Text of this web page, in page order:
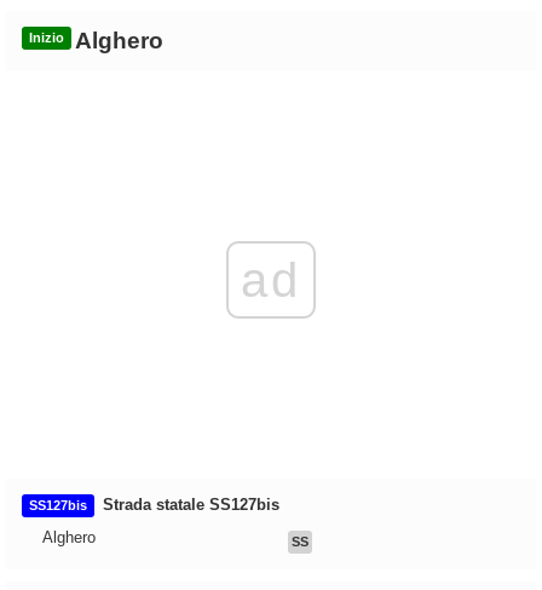
Inizio Alghero
ad
SS127bis
Strada statale SS127bis
Alghero
SS